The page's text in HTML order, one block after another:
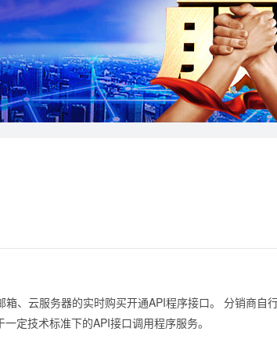
、云服务器的实时购买开通API程序接口。 分销商自
定技术标准下的API接口调用程序服务。